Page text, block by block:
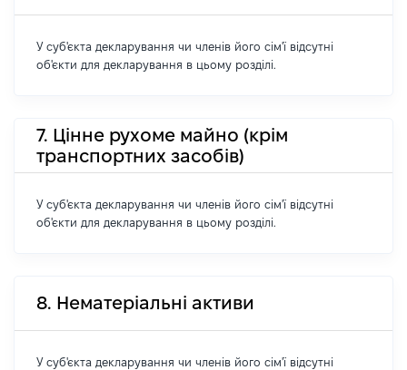
У суб'єкта декларування чи членів його сім'ї відсутні
об'єкти для декларування в цьому розділі.
7. Цінне рухоме майно (крім
транспортних засобів)
У суб'єкта декларування чи членів його сім'ї відсутні
об'єкти для декларування в цьому розділі.
8. Нематеріальні активи
У суб'єкта декларування чи членів його сім'ї відсутні